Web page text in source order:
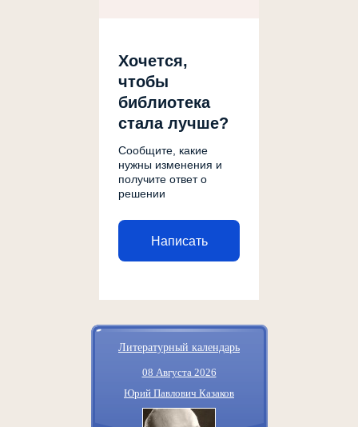
Хочется,
чтобы
библиотека
стала лучше?
Сообщите, какие
нужны изменения и
получите ответ о
решении
Написать
Литературный календарь
08 Августа 2026
Юрий Павлович Казаков